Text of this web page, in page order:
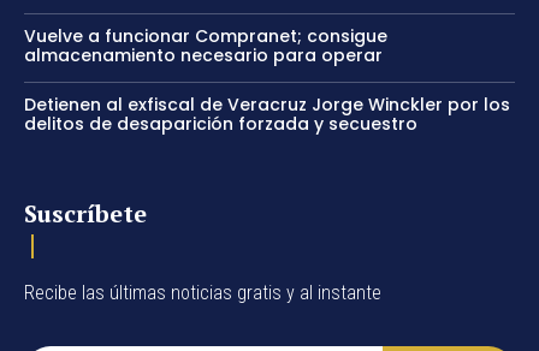
Vuelve a funcionar Compranet; consigue
almacenamiento necesario para operar
Detienen al exfiscal de Veracruz Jorge Winckler por los
delitos de desaparición forzada y secuestro
Suscríbete
Recibe las últimas noticias gratis y al instante